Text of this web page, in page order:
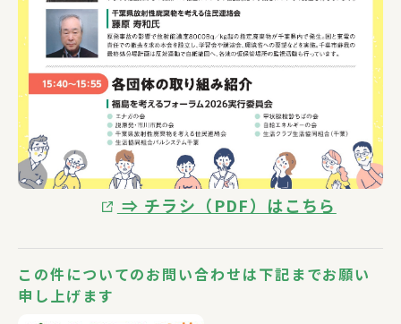
⇒ チラシ（PDF）はこちら
この件についてのお問い合わせは下記までお願い
申し上げます